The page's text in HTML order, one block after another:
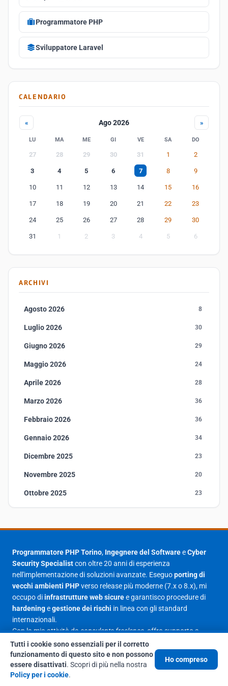
Programmatore PHP
Sviluppatore Laravel
CALENDARIO
« Ago 2026 »
LU MA ME GI VE SA DO
27 28 29 30 31 1 2
3 4 5 6 7 8 9
10 11 12 13 14 15 16
17 18 19 20 21 22 23
24 25 26 27 28 29 30
31 1 2 3 4 5 6
ARCHIVI
Agosto 2026 8
Luglio 2026 30
Giugno 2026 29
Maggio 2026 24
Aprile 2026 28
Marzo 2026 36
Febbraio 2026 36
Gennaio 2026 34
Dicembre 2025 23
Novembre 2025 20
Ottobre 2025 23
Agosto 2025 1
23
Giugno 2025
Maggio 2025 27
Aprile 2025
Marzo 2025
Febbraio 2025
Gennaio 2025 23
Giugno 2023
Programmatore PHP Torino, Ingegnere del SoftwareeCyber
Security Specialistcon oltre 20 anni di esperienza
nell'implementazione di soluzioni avanzate. Eseguoporting di
vecchi ambienti PHPverso release più moderne (7.x o 8.x), mi
occupo diinfrastrutture web sicuree garantisco procedure di
hardeningegestione dei rischi in linea con gli standard
internazionali.
Con la mia attività da consulente freelance , offro supporto a
imprese e reparti IT che necessitano direfactoring
sicurezzaemanutenzione evolutivadi piattaforme web. Mi
occupo di analisi del codice, identificazione delle vulnerabilità e
implementazione di
Tutti i cookie sono essenziali per il corretto
funzionamento di questo sito e non possono
essere disattivati. Scopri di più nella nostra
Policy per i cookie.
Ho compreso